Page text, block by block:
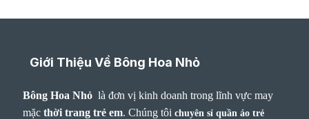
Giới Thiệu Về Bông Hoa Nhỏ
Bông Hoa Nhỏ là đơn vị kinh doanh trong lĩnh vực may
mặc thời trang trẻ em. Chúng tôi chuyên sỉ quần áo trẻ